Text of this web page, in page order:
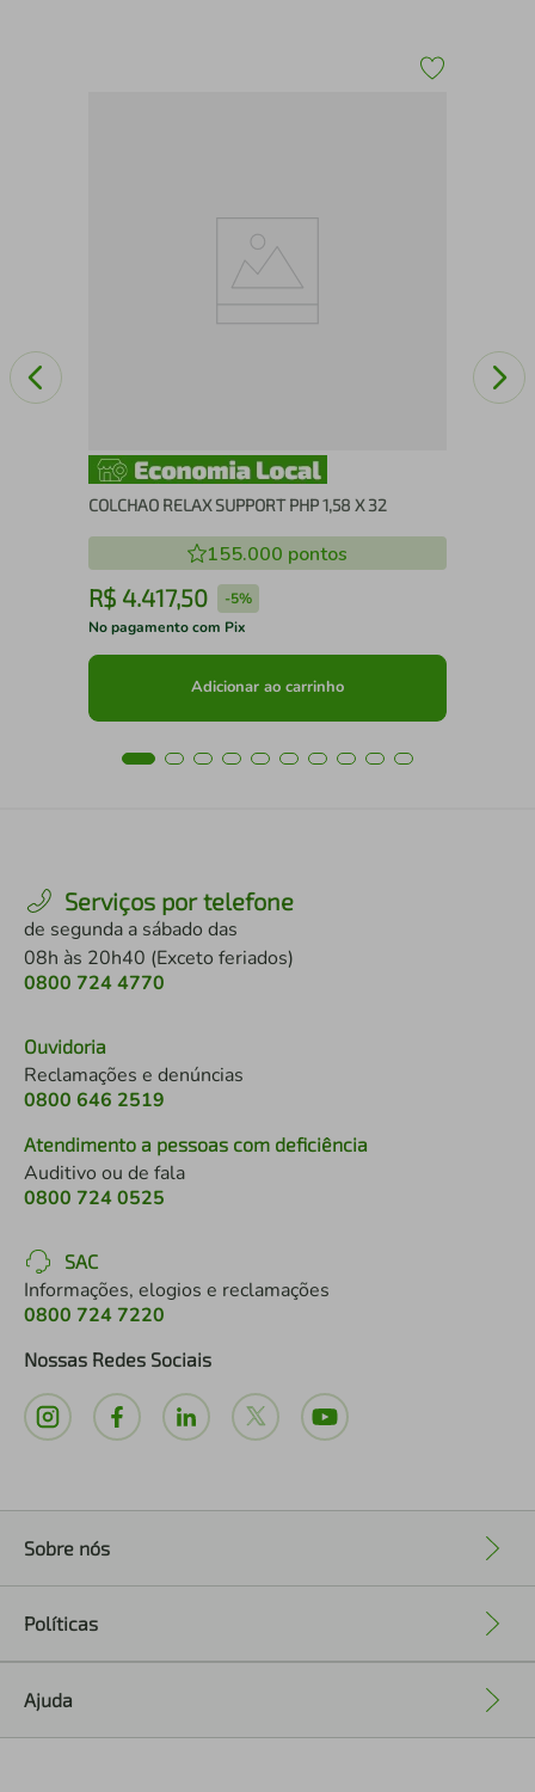
COLCHAO RELAX SUPPORT PHP 1,58 X 32
155.000 pontos
R$ 4.417,50 -5%
No pagamento com Pix
Adicionar ao carrinho
Serviços por telefone
de segunda a sábado das
08h às 20h40 (Exceto feriados)
0800 724 4770
Ouvidoria
Reclamações e denúncias
0800 646 2519
Atendimento a pessoas com deficiência
Auditivo ou de fala
0800 724 0525
SAC
Informações, elogios e reclamações
0800 724 7220
Nossas Redes Sociais
Sobre nós
Políticas
Ajuda